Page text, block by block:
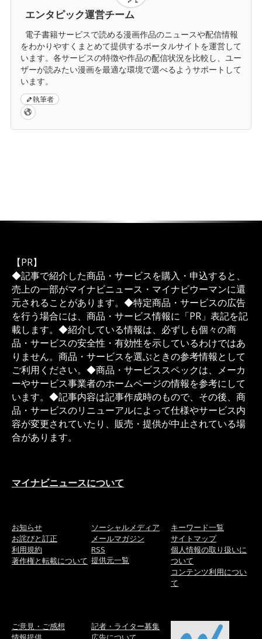
エンタピック運営チーム
電子書籍サービスで読める漫画作品のニュースや配信情報
をわかりやすくまとめて提供するポータルサイトを運営して
います。各サービスの特徴や作品の配信状況を比較し、ユー
ザーが読みたい漫画を最適な環境で選べるようサポートして
います。
執筆者
【PR】
◆記事で紹介した商品・サービスを購入・申込すると、
売上の一部がマイナビニュース・マイナビウーマンに還
元されることがあります。◆特定商品・サービスの広告
を行う場合には、商品・サービス情報に「PR」表記を記
載します。◆紹介している情報は、必ずしも個々の商
品・サービスの安全性・有効性を示しているわけではあ
りません。商品・サービスを選ぶときの参考情報として
ご利用ください。◆商品・サービススペックは、メーカ
ーやサービス事業者のホームページの情報を参考にして
います。◆記事内容は記事作成時のもので、その後、商
品・サービスのリニューアルによって仕様やサービス内
容が変更されていたり、販売・提供が中止されている場
合があります。
マイナビニュースについて
お知らせ
お詫びと訂正
利用規約
著作権と転載について
ソーシャルメディア
メールマガジン
RSS
提供元一覧
キーワード一覧
サイトマップ
個人情報の取り扱いに
ついて
コンテンツ利用につい
て
ご意見・ご感想
記者・ライター募集